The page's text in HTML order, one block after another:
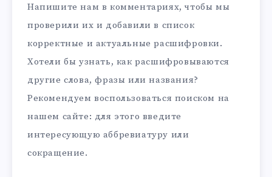
Напишите нам в комментариях, чтобы мы
проверили их и добавили в список
корректные и актуальные расшифровки.
Хотели бы узнать, как расшифровываются
другие слова, фразы или названия?
Рекомендуем воспользоваться поиском на
нашем сайте: для этого введите
интересующую аббревиатуру или
сокращение.